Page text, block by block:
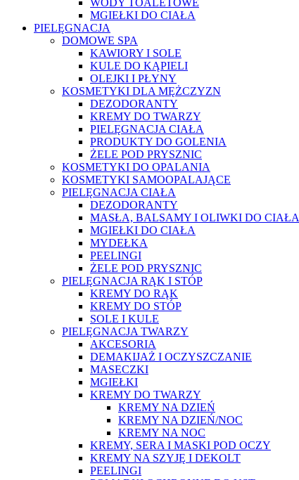
MGIEŁKI DO CIAŁA
PIELĘGNACJA
DOMOWE SPA
KAWIORY I SOLE
KULE DO KĄPIELI
OLEJKI I PŁYNY
KOSMETYKI DLA MĘŻCZYZN
DEZODORANTY
KREMY DO TWARZY
PIELĘGNACJA CIAŁA
PRODUKTY DO GOLENIA
ŻELE POD PRYSZNIC
KOSMETYKI DO OPALANIA
KOSMETYKI SAMOOPALAJĄCE
PIELĘGNACJA CIAŁA
DEZODORANTY
MASŁA, BALSAMY I OLIWKI DO CIAŁA
MGIEŁKI DO CIAŁA
MYDEŁKA
PEELINGI
ŻELE POD PRYSZNIC
PIELĘGNACJA RĄK I STÓP
KREMY DO RĄK
KREMY DO STÓP
SOLE I KULE
PIELĘGNACJA TWARZY
AKCESORIA
DEMAKIJAŻ I OCZYSZCZANIE
MASECZKI
MGIEŁKI
KREMY DO TWARZY
KREMY NA DZIEŃ
KREMY NA DZIEŃ/NOC
KREMY NA NOC
KREMY, SERA I MASKI POD OCZY
KREMY NA SZYJĘ I DEKOLT
PEELINGI